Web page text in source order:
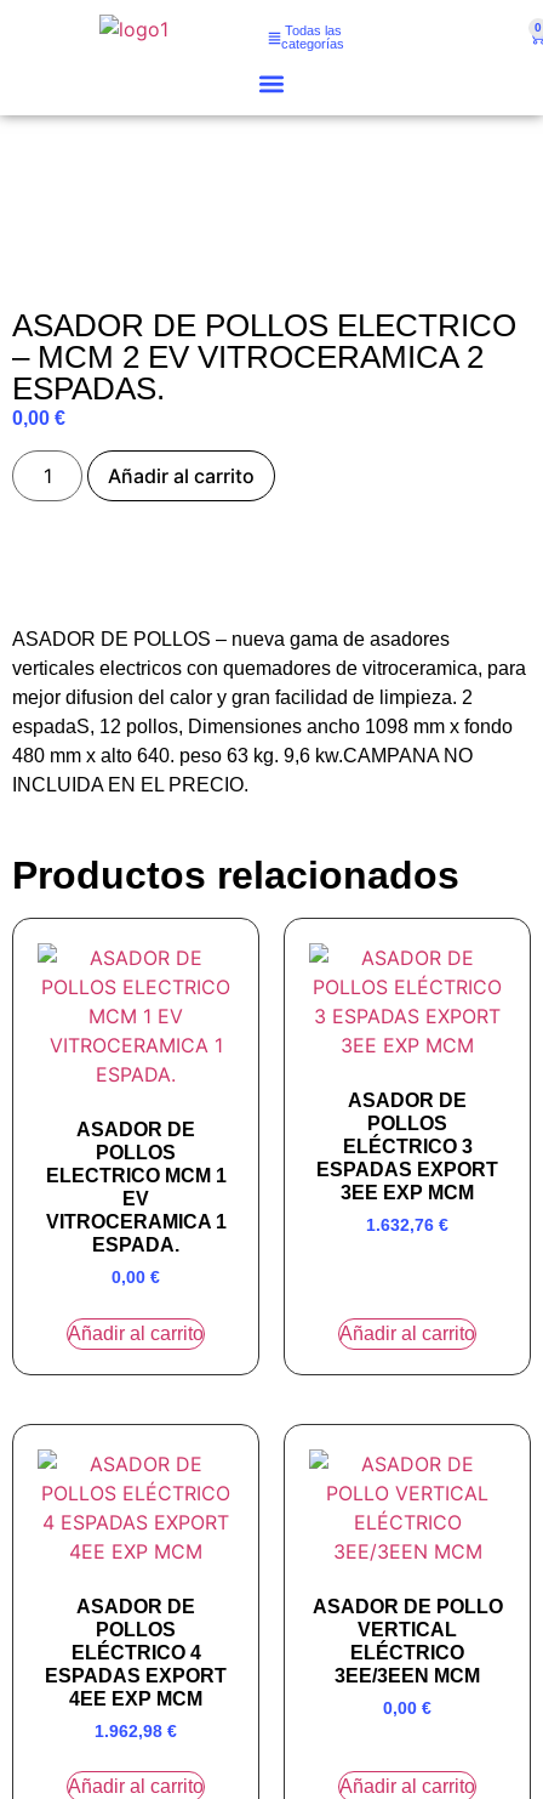
Todas las
categorías
0
ASADOR DE POLLOS ELECTRICO
– MCM 2 EV VITROCERAMICA 2
ESPADAS.
0,00 €
Añadir al carrito
ASADOR DE POLLOS – nueva gama de asadores
verticales electricos con quemadores de vitroceramica, para
mejor difusion del calor y gran facilidad de limpieza. 2
espadaS, 12 pollos, Dimensiones ancho 1098 mm x fondo
480 mm x alto 640. peso 63 kg. 9,6 kw.CAMPANA NO
INCLUIDA EN EL PRECIO.
Productos relacionados
ASADOR DE
POLLOS
ELECTRICO MCM 1
EV
VITROCERAMICA 1
ESPADA.
0,00 €
Añadir al carrito
ASADOR DE
POLLOS
ELÉCTRICO 3
ESPADAS EXPORT
3EE EXP MCM
1.632,76 €
Añadir al carrito
ASADOR DE
POLLOS
ELÉCTRICO 4
ESPADAS EXPORT
4EE EXP MCM
1.962,98 €
Añadir al carrito
ASADOR DE POLLO
VERTICAL
ELÉCTRICO
3EE/3EEN MCM
0,00 €
Añadir al carrito